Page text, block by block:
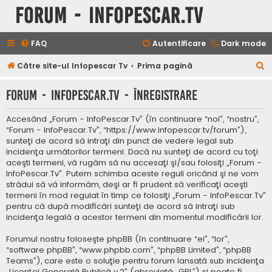
Forum - InfoPescar.Tv
Dark mode
FAQ Autentificare
Către site-ul Infopescar Tv Prima pagină
t
Forum - InfoPescar.Tv - Înregistrare
Accesând „Forum - InfoPescar.Tv” (în continuare “noi”, “nostru”,
“Forum - InfoPescar.Tv”, “https://www.infopescar.tv/forum”),
sunteţi de acord să intraţi din punct de vedere legal sub
incidenţa următorilor termeni. Dacă nu sunteţi de acord cu toţi
aceşti termeni, vă rugăm să nu accesaţi şi/sau folosiţi „Forum -
InfoPescar.Tv”. Putem schimba aceste reguli oricând şi ne vom
strădui să vă informăm, deşi ar fi prudent să verificaţi aceşti
termeni în mod regulat în timp ce folosiţi „Forum - InfoPescar.Tv”
pentru că după modificări sunteţi de acord să intraţi sub
incidenţa legală a acestor termeni din momentul modificării lor.
Forumul nostru foloseşte phpBB (în continuare “ei”, “lor”,
“software phpBB”, “www.phpbb.com”, “phpBB Limited”, “phpBB
Teams”), care este o soluţie pentru forum lansată sub incidenţa